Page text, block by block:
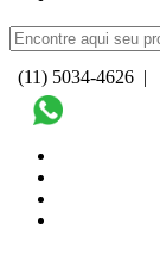
(11) 5034-4626 |